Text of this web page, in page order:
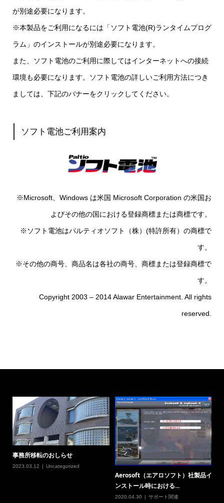
が別途必要になります。
※本製品をご利用になるには「ソフト電池(R)ランタイムプログ
ラム」のインストールが別途必要になります。
また、ソフト電池のご利用に際してはインターネットへの接続
環境も必要になります。ソフト電池の詳しいご利用方法につき
ましては、下記のバナーをクリックしてください。
ソフト電池ご利用案内
※Microsoft、Windows は米国 Microsoft Corporation の米国お
よびその他の国における登録商標または商標です。
※ソフト電池はパルティオソフト（株）(特許所有）の商標で
す。
※その他の商号、商品名は各社の商号、商標または登録商標で
す。
Copyright 2003 – 2014 Alawar Entertainment. All rights
reserved.
事務所移転のおしらせ
2023.03.12 Uncategorized
Aerosoft（エアロソフト）社製品イ
ンストール時における...
2020.04.30 サポート関連